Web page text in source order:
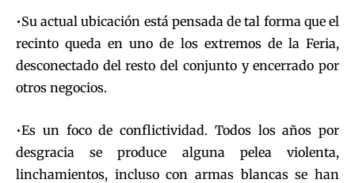
•Su actual ubicación está pensada de tal forma que el
recinto queda en uno de los extremos de la Feria,
desconectado del resto del conjunto y encerrado por
otros negocios.
•Es un foco de conflictividad. Todos los años por
desgracia se produce alguna pelea violenta,
linchamientos, incluso con armas blancas se han